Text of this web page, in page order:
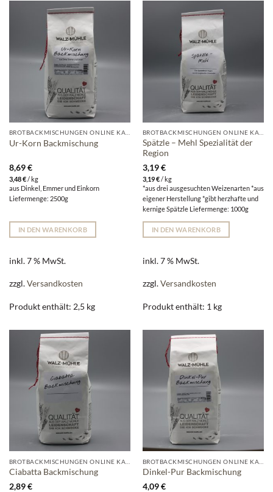
Ur-Korn Backmischung
8,69€
3,48€/kg
aus Dinkel, Emmer und Einkorn
Liefermenge: 2500g
IN DEN WARENKORB
inkl. 7 % MwSt.
zzgl.Versandkosten
Produkt enthält: 2,5 kg
Spätzle – Mehl Spezialität der
Region
3,19€
3,19€/kg
*aus drei ausgesuchten Weizenarten *aus
eigener Herstellung *gibt herzhafte und
kernige Spätzle Liefermenge: 1000g
IN DEN WARENKORB
inkl. 7 % MwSt.
zzgl.Versandkosten
Produkt enthält: 1 kg
Ciabatta Backmischung
2,89€
Dinkel-Pur Backmischung
4,09€